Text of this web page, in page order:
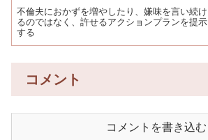
不倫夫におかずを増やしたり、嫌味を言い続け
るのではなく、許せるアクションプランを提示
する
コメント
コメントを書き込む